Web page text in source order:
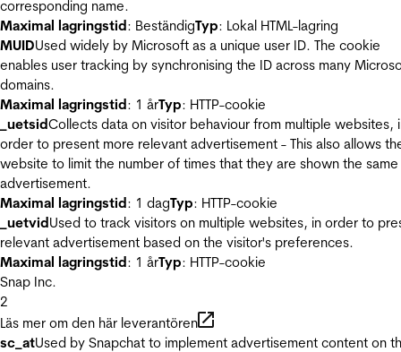
corresponding name.
Maximal lagringstid: BeständigTyp: Lokal HTML-lagring
MUIDUsed widely by Microsoft as a unique user ID. The cookie
enables user tracking by synchronising the ID across many
domains.
Maximal lagringstid: 1 årTyp: HTTP-cookie
_uetsidCollects data on visitor behaviour from multiple websites,
order to present more relevant advertisement - This also allows
website to limit the number of times that they are shown the same
advertisement.
Maximal lagringstid: 1 dagTyp: HTTP-cookie
_uetvidUsed to track visitors on multiple websites, in order to
relevant advertisement based on the visitor's preferences.
Maximal lagringstid: 1 årTyp: HTTP-cookie
Snap Inc.
2
Läs mer om den här leverantören
sc_atUsed by Snapchat to implement advertisement content on